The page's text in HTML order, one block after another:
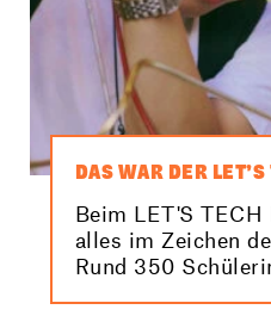
DAS WAR DER
Beim LET'S
alles im Zeichen
Rund 350